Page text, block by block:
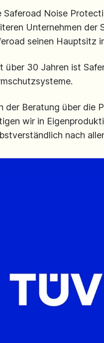
Saferoad Noise
Unternehmen der
seinen Hauptsitz
über 30 Jahren ist
der Beratung über die
wir in
nach